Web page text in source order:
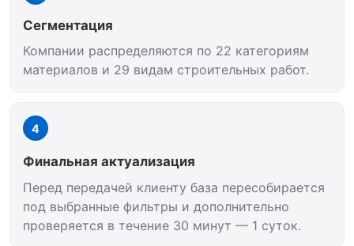
Сегментация
Компании распределяются по 22 категориям
материалов и 29 видам строительных работ.
4
Финальная актуализация
Перед передачей клиенту база пересобирается
под выбранные фильтры и дополнительно
проверяется в течение 30 минут — 1 суток.